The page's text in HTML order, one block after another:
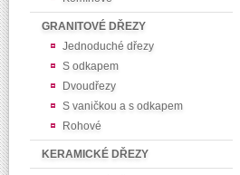
GRANITOVÉ DŘEZY
Jednoduché dřezy
S odkapem
Dvoudřezy
S vaničkou a s odkapem
Rohové
KERAMICKÉ DŘEZY